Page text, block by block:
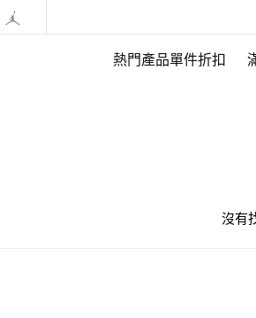
熱門產品單件折扣
沒有